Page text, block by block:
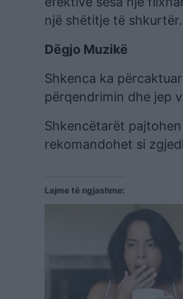
një shëtitje të shkurtër.
Dëgjo Muzikë
Shkenca ka
përqendrimin dhe jep
Shkencëtarët
rekomandohet si
Lajme të ngjashme: